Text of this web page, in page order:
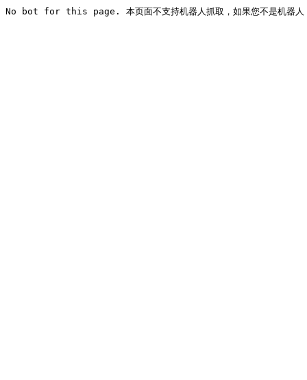
No bot for this page. 本页面不支持机器人抓取，如果您不是机器人，